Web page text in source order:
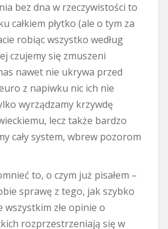
bez dna w rzeczywistości to
całkiem płytko (ale o tym za
robiąc wszystko według
czujemy się zmuszeni
nawet nie ukrywa przed
z napiwku nic ich nie
wyrządzamy krzywdę
lecz także bardzo
cały system, wbrew pozorom
to, o czym już pisałem –
sprawę z tego, jak szybko
złe opinie o
rozprzestrzeniają się w